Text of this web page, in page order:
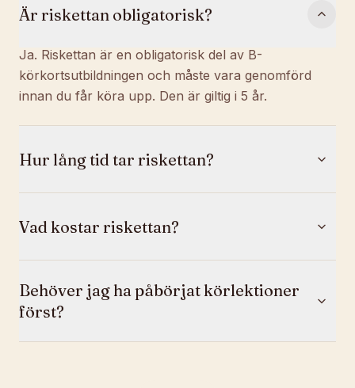
Är riskettan obligatorisk?
Ja. Riskettan är en obligatorisk del av B-
körkortsutbildningen och måste vara genomförd
innan du får köra upp. Den är giltig i 5 år.
Hur lång tid tar riskettan?
Vad kostar riskettan?
Behöver jag ha påbörjat körlektioner
först?